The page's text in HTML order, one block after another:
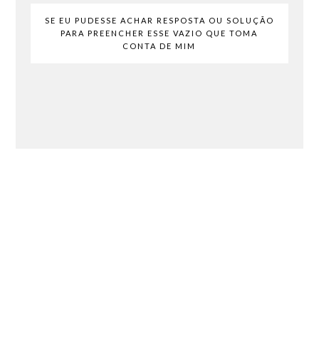
SE EU PUDESSE ACHAR RESPOSTA OU SOLUÇÃO
PARA PREENCHER ESSE VAZIO QUE TOMA
CONTA DE MIM